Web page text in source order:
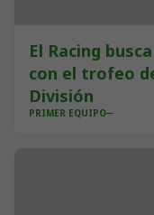
El Racing
con el trofeo
División
PRIMER EQUIPO